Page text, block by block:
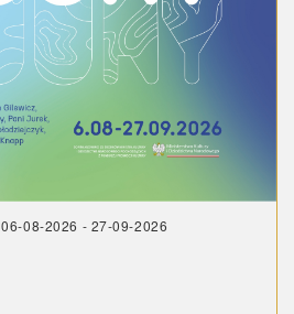
06-08-2026 - 27-09-2026